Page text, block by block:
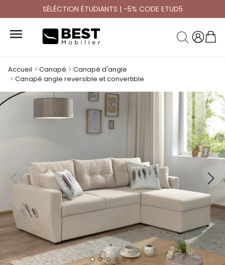
SÉLÉCTION ÉTUDIANTS | -5% CODE ETUD5

Accueil Canapé
Canapé d'angle
Canapé angle reversible et convertible